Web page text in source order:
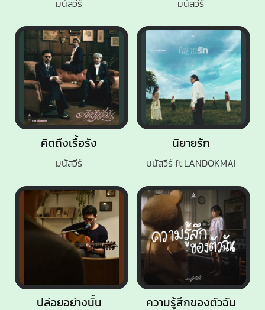
ความรู้สึกของตัวฉัน
มนัสวีร์ มนัสวีร์
นิยายรัก
มนัสวีร์ ft.LANDOKMAI
ปล่อยอย่างนั้น
คิดถึงเรื้อรัง
มนัสวีร์